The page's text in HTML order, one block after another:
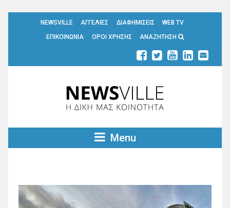
NEWSVILLE ΑΓΓΕΛΙΕΣ ΔΙΑΦΗΜΙΣΕΙΣ
WEB TV
ΕΠΙΚΟΙΝΩΝΙΑ
ΟΡΟΙ ΧΡΗΣΗΣ ΑΝΑΖΗΤΗΣΗ
Menu